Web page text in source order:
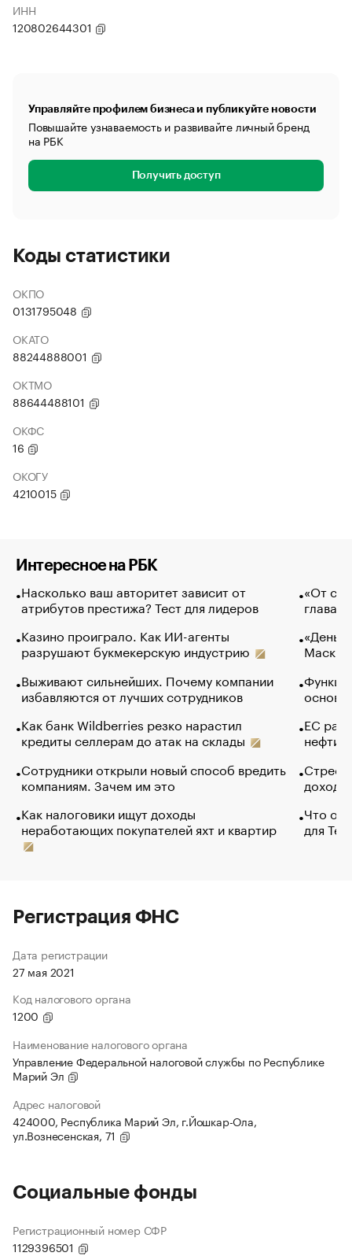
ИНН
120802644301
Управляйте профилем бизнеса и публикуйте новости
Повышайте узнаваемость и развивайте личный бренд
на РБК
Получить доступ
Коды статистики
ОКПО
0131795048
ОКАТО
88244888001
ОКТМО
88644488101
ОКФС
16
ОКОГУ
4210015
Интересное на РБК
Насколько ваш авторитет зависит от
атрибутов престижа? Тест для лидеров
Казино проиграло. Как ИИ-агенты
разрушают букмекерскую индустрию
Выживают сильнейших. Почему компании
избавляются от лучших сотрудников
Как банк Wildberries резко нарастил
кредиты селлерам до атак на склады
Сотрудники открыли новый способ вредить
компаниям. Зачем им это
Как налоговики ищут доходы
неработающих покупателей яхт и квартир
«От
глава
Маск в
основ
ЕС
нефти
Что
для
Регистрация ФНС
Дата регистрации
27 мая 2021
Код налогового органа
1200
Наименование налогового органа
Управление Федеральной налоговой службы по Республике
Марий Эл
Адрес налоговой
424000, Республика Марий Эл, г.Йошкар-Ола,
ул.Вознесенская, 71
Социальные фонды
Регистрационный номер СФР
1129396501